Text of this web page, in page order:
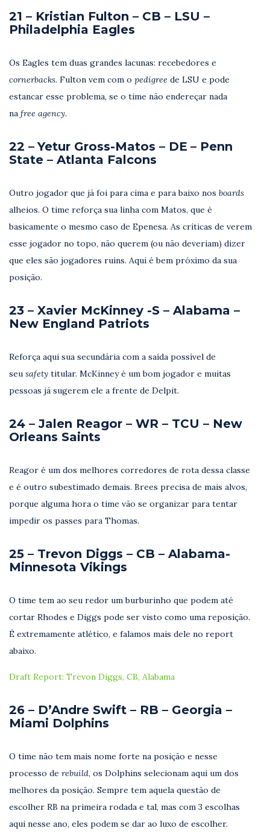
21 – Kristian Fulton – CB – LSU –
Philadelphia Eagles
Os Eagles tem duas grandes lacunas: recebedores e
cornerbacks. Fulton vem com o pedigree de LSU e pode
estancar esse problema, se o time não endereçar nada
na free agency.
22 – Yetur Gross-Matos – DE – Penn
State – Atlanta Falcons
Outro jogador que já foi para cima e para baixo nos boards
alheios. O time reforça sua linha com Matos, que é
basicamente o mesmo caso de Epenesa. As críticas de verem
esse jogador no topo, não querem (ou não deveriam) dizer
que eles são jogadores ruins. Aqui é bem próximo da sua
posição.
23 – Xavier McKinney -S – Alabama –
New England Patriots
Reforça aqui sua secundária com a saída possível de
seu safety titular. McKinney é um bom jogador e muitas
pessoas já sugerem ele a frente de Delpit.
24 – Jalen Reagor – WR – TCU – New
Orleans Saints
Reagor é um dos melhores corredores de rota dessa classe
e é outro subestimado demais. Brees precisa de mais alvos,
porque alguma hora o time vão se organizar para tentar
impedir os passes para Thomas.
25 – Trevon Diggs – CB – Alabama-
Minnesota Vikings
O time tem ao seu redor um burburinho que podem até
cortar Rhodes e Diggs pode ser visto como uma reposição.
É extremamente atlético, e falamos mais dele no report
abaixo.
Draft Report: Trevon Diggs, CB, Alabama
26 – D’Andre Swift – RB – Georgia –
Miami Dolphins
O time não tem mais nome forte na posição e nesse
processo de rebuild, os Dolphins selecionam aqui um dos
melhores da posição. Sempre tem aquela questão de
escolher RB na primeira rodada e tal, mas com 3 escolhas
aqui nesse ano, eles podem se dar ao luxo de escolher.